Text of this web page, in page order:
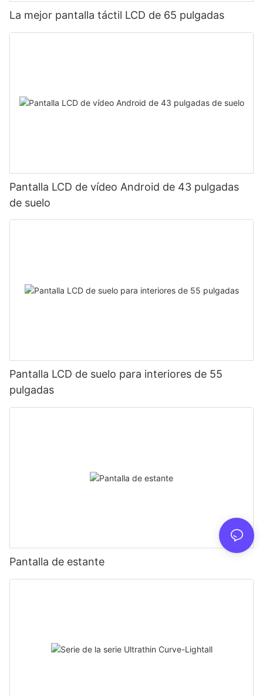
La mejor pantalla táctil LCD de 65 pulgadas
Pantalla LCD de vídeo Android de 43 pulgadas
de suelo
Pantalla LCD de suelo para interiores de 55
pulgadas
Pantalla de estante